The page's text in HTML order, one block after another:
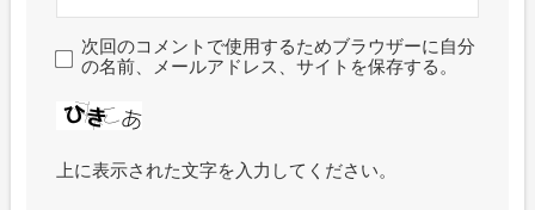
次回のコメントで使用するためブラウザーに自分
の名前、メールアドレス、サイトを保存する。
上に表示された文字を入力してください。